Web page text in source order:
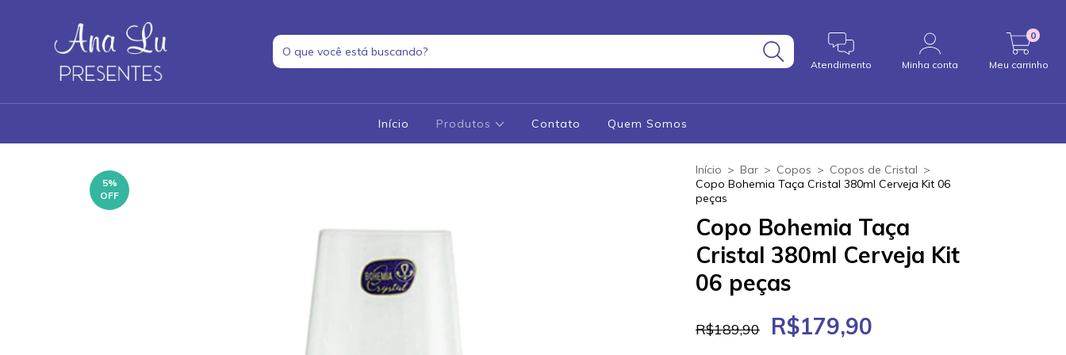
Atendimento Minha conta Meu carrinho
0
Início Produtos Contato Quem Somos
5%
OFF
Início > Bar > Copos > Copos de Cristal >
Copo Bohemia Taça Cristal 380ml Cerveja Kit 06
peças
Copo Bohemia Taça
Cristal 380ml Cerveja Kit
06 peças
R$189,90 R$179,90